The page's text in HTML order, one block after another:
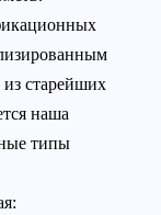
старейших
наша
типы